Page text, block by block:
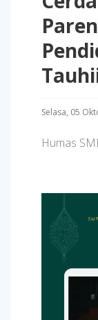
Selasa, 05
Humas